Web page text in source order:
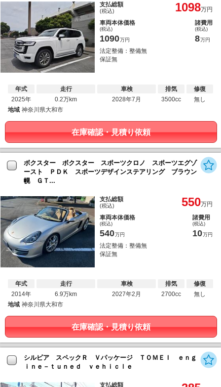
支払総額
(税込) 1098万円
車両本体価格
(税込)
1090万円
諸費用
(税込)
8万円
法定整備：整備無
保証無
年式
2025年
走行
0.2万km
車検
2028年7月
排気
3500cc
修復
無し
地域 神奈川県大和市
在庫確認・見積り依頼
ボクスター ボクスター スポーツクロノ スポーツエグゾ
ースト ＰＤＫ スポーツデザインステアリング ブラウン
幌 ＧＴ...
支払総額
(税込) 550万円
車両本体価格
(税込)
540万円
諸費用
(税込)
10万円
法定整備：整備無
保証無
年式
2014年
走行
6.9万km
車検
2027年2月
排気
2700cc
修復
無し
地域 神奈川県大和市
在庫確認・見積り依頼
シルビア スペックＲ Ｖパッケージ ＴＯＭＥＩ ｅｎｇ
ｉｎｅ－ｔｕｎｅｄ ｖｅｈｉｃｌｅ
支払総額